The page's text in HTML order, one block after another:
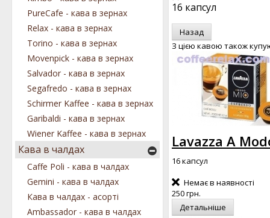
16 капсул
З цією кавою також
Lavazza А
16 капсул
Немає в наявності
250 грн.
Детальніше
PureCafe - кава в зернах
Relax - кава в зернах
Torino - кава в зернах
Movenpick - кава в зернах
Salvador - кава в зернах
Segafredo - кава в зернах
Schirmer Kaffee - кава в зернах
Garibaldi - кава в зернах
Wiener Kaffee - кава в зернах
Кава в чалдах
Caffe Poli - кава в чалдах
Gemini - кава в чалдах
Кава в чалдах - асорті
Ambassador - кава в чалдах